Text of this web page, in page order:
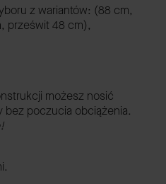
z wariantów: (88 cm,
prześwit 48 cm),
możesz nosić
poczucia obciążenia.